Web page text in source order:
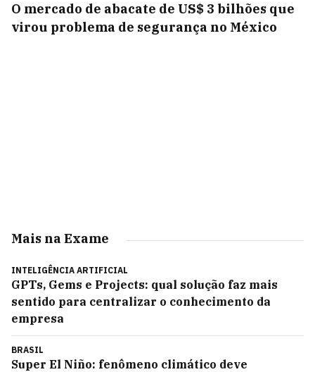
O mercado de abacate de US$ 3 bilhões que
virou problema de segurança no México
Mais na Exame
INTELIGÊNCIA ARTIFICIAL
GPTs, Gems e Projects: qual solução faz mais
sentido para centralizar o conhecimento da
empresa
BRASIL
Super El Niño: fenômeno climático deve